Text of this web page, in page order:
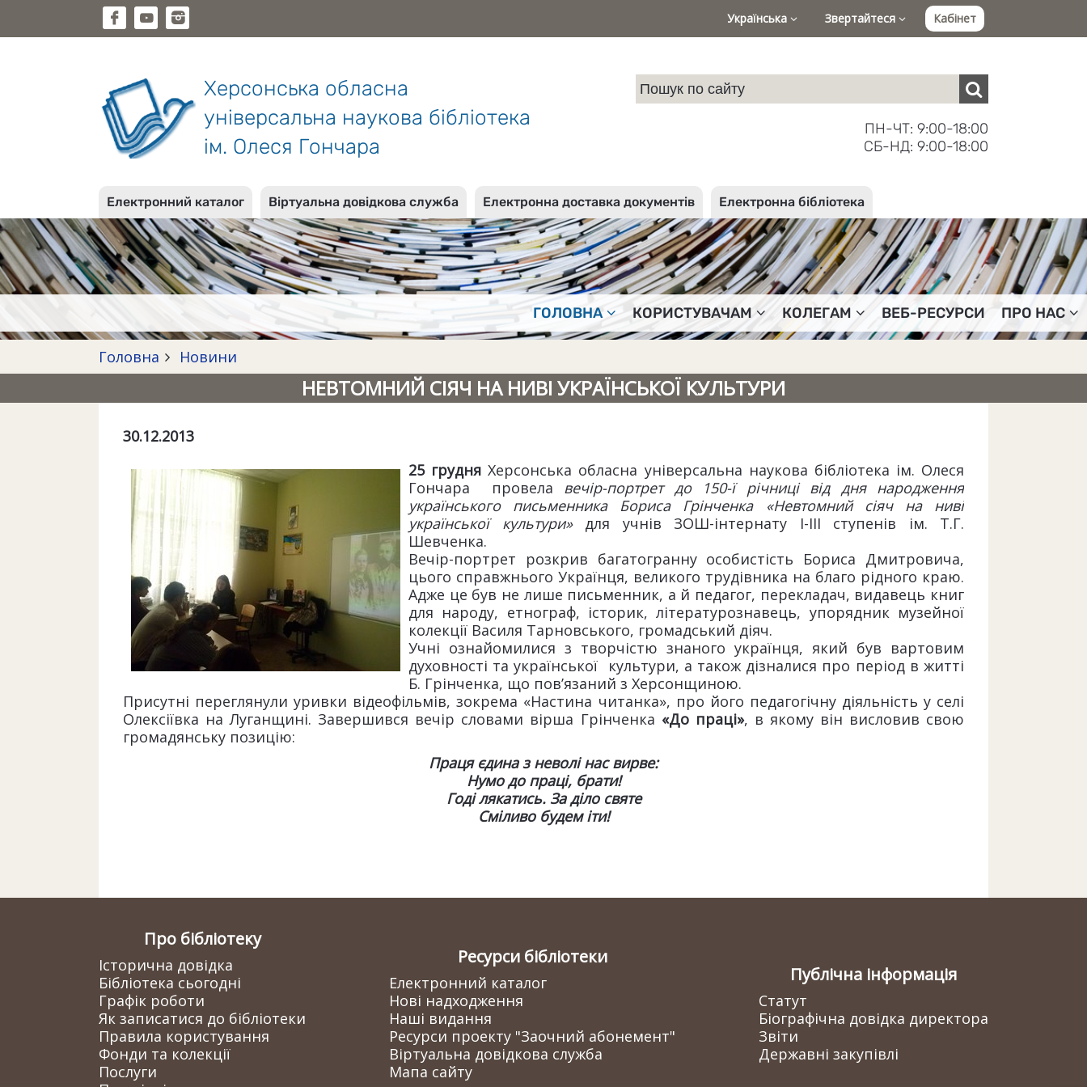
Українська Звертайтеся Кабінет
Херсонська обласна
універсальна наукова бібліотека
ім. Олеся Гончара
ПН-ЧТ: 9:00-18:00
СБ-НД: 9:00-18:00
Електронний каталог Віртуальна довідкова служба Електронна доставка документів Електронна бібліотека
ГОЛОВНА КОРИСТУВАЧАМ КОЛЕГАМ ВЕБ-РЕСУРСИ ПРО НАС
Головна Новини
НЕВТОМНИЙ СІЯЧ НА НИВІ УКРАЇНСЬКОЇ КУЛЬТУРИ
30.12.2013
25 грудня Херсонська обласна універсальна наукова бібліотека ім. Олеся
Гончара провела вечір-портрет до 150-ї річниці від дня народження
українського письменника Бориса Грінченка «Невтомний сіяч на ниві
української культури»для учнів ЗОШ-інтернату І-ІІІ ступенів ім. Т.Г.
Шевченка.
Вечір-портрет розкрив багатогранну особистість Бориса Дмитровича,
цього справжнього Українця, великого трудівника на благо рідного краю.
Адже це був не лише письменник, а й педагог, перекладач, видавець книг
для народу, етнограф, історик, літературознавець, упорядник музейної
колекції Василя Тарновського, громадський діяч.
Учні ознайомилися з творчістю знаного українця, який був вартовим
духовності та української культури, а також дізналися про період в житті
Б. Грінченка, що пов’язаний з Херсонщиною.
Присутні переглянули уривки відеофільмів, зокрема «Настина читанка», про його педагогічну діяльність у селі
Олексіївка на Луганщині. Завершився вечір словами вірша Грінченка «До праці», в якому він висловив свою
громадянську позицію:
Праця єдина з неволі нас вирве:
Нумо до праці, брати!
Годі лякатись. За діло святе
Сміливо будем іти!
Про бібліотеку
Історична довідка
Бібліотека сьогодні
Графік роботи
Як записатися до бібліотеки
Правила користування
Фонди та колекції
Послуги
Ресурси бібліотеки
Електронний каталог
Нові надходження
Наші видання
Ресурси проекту "Заочний абонемент"
Віртуальна довідкова служба
Мапа сайту
Публічна інформація
Статут
Біографічна довідка директора
Звіти
Державні закупівлі